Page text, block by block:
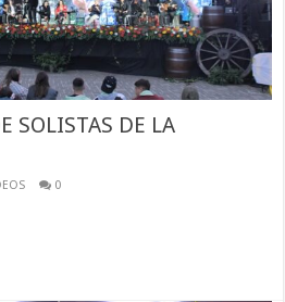
SOLISTAS DE LA
0